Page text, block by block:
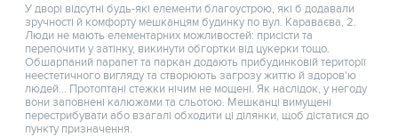
У дворі відсутні будь-які елементи благоустрою, які б додавали
зручності й комфорту мешканцям будинку по вул. Караваєва, 2.
Люди не мають елементарних можливостей: присісти та
перепочити у затінку, викинути обгортки від цукерки тощо.
Обшарпаний парапет та паркан додають прибудинковій території
неестетичного вигляду та створюють загрозу життю й здоров'ю
людей... Протоптані стежки нічим не мощені. Як наслідок, у негоду
вони заповнені калюжами та сльотою. Мешканці вимущені
перестрибувати або взагалі обходити ці ділянки, щоб дістатися до
пункту призначення.